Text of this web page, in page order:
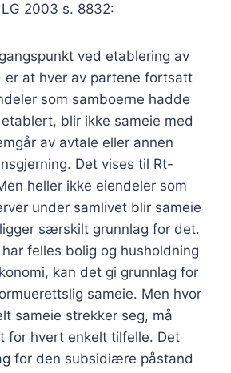
2003 s. 8832:
ved etablering av
er at hver av partene fortsatt
som samboerne hadde
blir ikke sameie med
av avtale eller annen
Det vises til Rt-
heller ikke eiendeler som
under samlivet blir sameie
særskilt grunnlag for det.
felles bolig og husholdning
kan det gi grunnlag for
sameie. Men hvor
sameie strekker seg, må
for hvert enkelt tilfelle. Det
for den subsidiære påstand